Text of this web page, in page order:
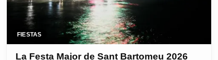
FIESTAS
La Festa Major de Sant Bartomeu 2026